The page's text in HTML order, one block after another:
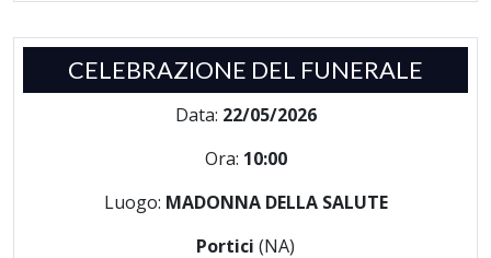
CELEBRAZIONE DEL FUNERALE
Data: 22/05/2026
Ora: 10:00
Luogo: MADONNA DELLA SALUTE
Portici (NA)